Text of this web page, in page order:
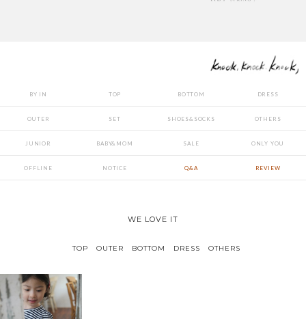
BY IN TOP BOTTOM DRESS
OUTER SET SHOES&SOCKS OTHERS
JUNIOR BABY&MOM SALE ONLY YOU
OFFLINE NOTICE Q&A REVIEW
WE LOVE IT
TOP OUTER BOTTOM DRESS OTHERS